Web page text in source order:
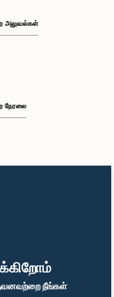
நீங்கள்
அலுவல்கள்
நேரலை